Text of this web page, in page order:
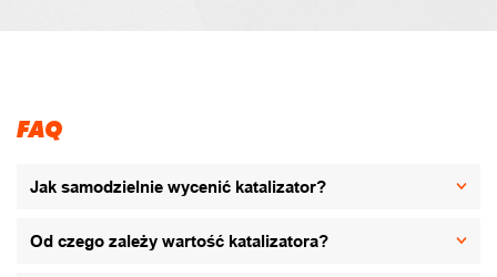
FAQ
Jak samodzielnie wycenić katalizator?
Od czego zależy wartość katalizatora?